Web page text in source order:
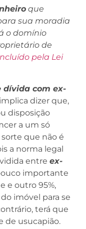
que
sua moradia
o domínio
de
pela Lei
dívida com ex-
implica dizer que,
disposição
a um só
que não é
a norma legal
entre ex-
importante
e outro 95%,
imóvel para se
terá que
de usucapião.